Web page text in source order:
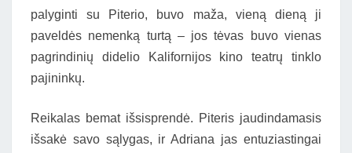
palyginti su Piterio, buvo maža, vieną dieną ji
paveldės nemenką turtą – jos tėvas buvo vienas
pagrindinių didelio Kalifornijos kino teatrų tinklo
pajininkų.
Reikalas bemat išsisprendė. Piteris jaudindamasis
išsakė savo sąlygas, ir Adriana jas entuziastingai